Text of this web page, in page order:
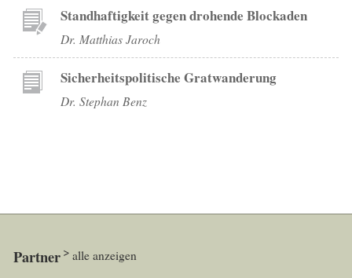
Standhaftigkeit gegen drohende Blockaden
Dr. Matthias Jaroch
Sicherheitspolitische Gratwanderung
Dr. Stephan Benz
Partner alle anzeigen